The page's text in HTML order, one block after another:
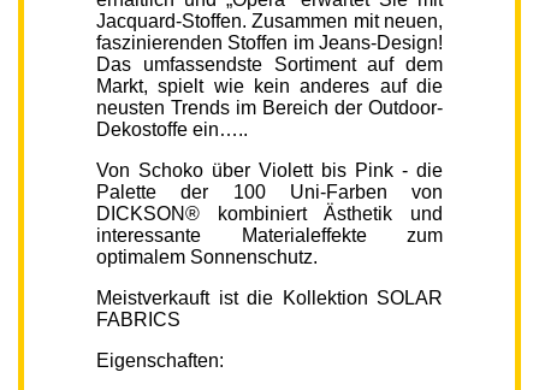
Jacquard-Stoffen. Zusammen mit neuen,
faszinierenden Stoffen im Jeans-Design!
Das umfassendste Sortiment auf dem
Markt, spielt wie kein anderes auf die
neusten Trends im Bereich der Outdoor-
Dekostoffe ein…..
Von Schoko über Violett bis Pink - die
Palette der 100 Uni-Farben von
DICKSON® kombiniert Ästhetik und
interessante Materialeffekte zum
optimalem Sonnenschutz.
Meistverkauft ist die Kollektion SOLAR
FABRICS
Eigenschaften: